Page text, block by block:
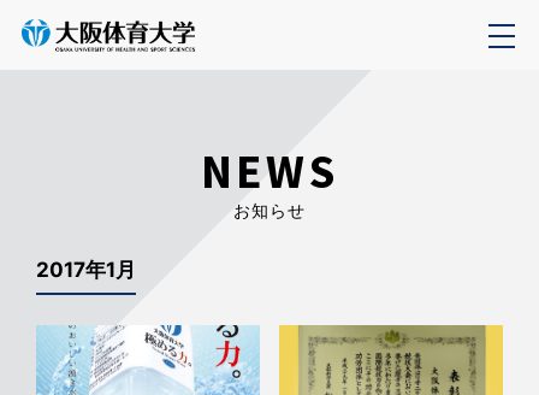
NEWS
お知らせ
2017年1月